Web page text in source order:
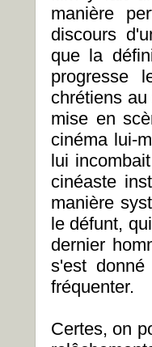
manière
discours
que la
progresse
chrétiens
mise en
cinéma lui-
lui
cinéaste
manière
le défunt,
dernier
s'est
fréquenter.
Certes, on